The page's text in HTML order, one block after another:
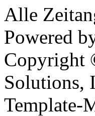
Alle
Powered
Copyright
Solutions,
Template-